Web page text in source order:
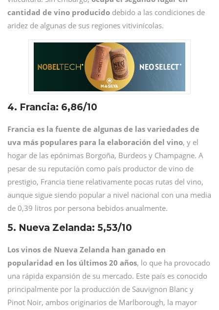
cantidad de vino producido debido a las condiciones de
aridez de algunas de sus regiones vitivinícolas.
4. Francia: 6,86/10
Francia es la fuente de algunas de las variedades de
uva más populares para la elaboración del vino, y el
hogar de las epónimas Borgoña, Burdeos y Champagne. A
pesar de su reputación como país productor de vino de
prestigio, Francia tiene relativamente pocas rutas del vino,
aunque sigue siendo popular a nivel nacional con una media
de 0,39 litros por persona bebidos anualmente.
5. Nueva Zelanda: 5,53/10
Los vinos de Nueva Zelanda han ganado en
popularidad en los últimos 20 años, lo que ha provocado
una rápida expansión de su mercado. Este país es conocido
principalmente por la producción de Sauvignon Blanc y
Pinot Noir, ambos originarios de Marlborough, la mayor